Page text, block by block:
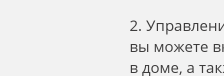
2.
вы можете
в доме, а